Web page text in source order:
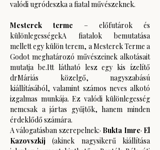
valódi ugródeszka a fiatal művészeknek.
Mesterek terme – előfutárok és
különlegességekA fiatalok bemutatása
mellett egy külön terem, a Mesterek Terme a
Godot meghatározó művészeinek alkotásait
mutatja be.Itt látható lesz egy kis ízelítő
drMáriás közelgő, nagyszabású
kiállításából, valamint számos neves alkotó
izgalmas munkája. Ez valódi különlegesség
nemcsak a jártas gyűjtők, hanem minden
érdeklődő számára.
A válogatásban szerepelnek:· Bukta Imre· El
Kazovszkij (akinek nagysikerű kiállítása